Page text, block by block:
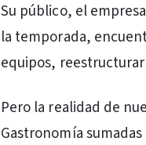
Su público, el
la temporada,
equipos,
Pero la realidad de
Gastronomía